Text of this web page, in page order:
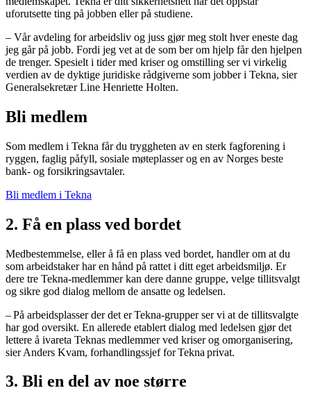
uforutsette ting på jobben eller på studiene.
– Vår avdeling for arbeidsliv og juss gjør meg stolt hver eneste dag
jeg går på jobb. Fordi jeg vet at de som ber om hjelp får den hjelpen
de trenger. Spesielt i tider med kriser og omstilling ser vi virkelig
verdien av de dyktige juridiske rådgiverne som jobber i Tekna, sier
Generalsekretær Line Henriette Holten.
Bli medlem
Som medlem i Tekna får du tryggheten av en sterk fagforening i
ryggen, faglig påfyll, sosiale møteplasser og en av Norges beste
bank- og forsikringsavtaler.
Bli medlem i Tekna
2. Få en plass ved bordet
Medbestemmelse, eller å få en plass ved bordet, handler om at du
som arbeidstaker har en hånd på rattet i ditt eget arbeidsmiljø. Er
dere tre Tekna-medlemmer kan dere danne gruppe, velge tillitsvalgt
og sikre god dialog mellom de ansatte og ledelsen.
– På arbeidsplasser der det er Tekna-grupper ser vi at de tillitsvalgte
har god oversikt. En allerede etablert dialog med ledelsen gjør det
lettere å ivareta Teknas medlemmer ved kriser og omorganisering,
sier Anders Kvam, forhandlingssjef for Tekna privat.
3. Bli en del av noe større